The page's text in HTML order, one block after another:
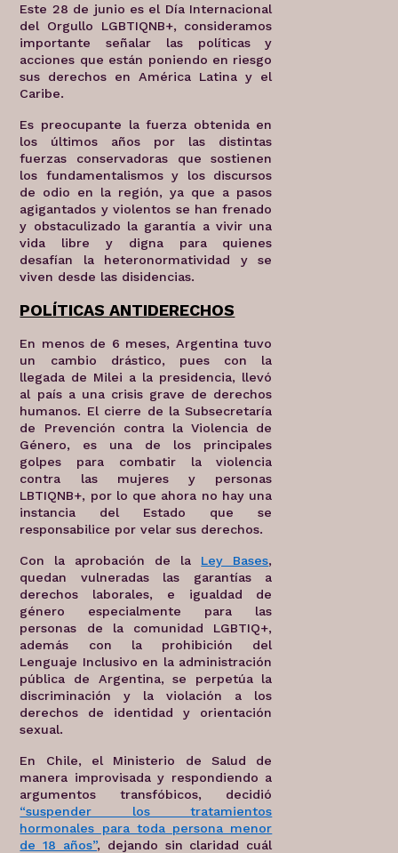
Este 28 de junio es el Día Internacional
del Orgullo LGBTIQNB+, consideramos
importante señalar las políticas y
acciones que están poniendo en riesgo
sus derechos en América Latina y el
Caribe.
Es preocupante la fuerza obtenida en
los últimos años por las distintas
fuerzas conservadoras que sostienen
los fundamentalismos y los discursos
de odio en la región, ya que a pasos
agigantados y violentos se han frenado
y obstaculizado la garantía a vivir una
vida libre y digna para quienes
desafían la heteronormatividad y se
viven desde las disidencias.
POLÍTICAS ANTIDERECHOS
En menos de 6 meses, Argentina tuvo
un cambio drástico, pues con la
llegada de Milei a la presidencia, llevó
al país a una crisis grave de derechos
humanos. El cierre de la Subsecretaría
de Prevención contra la Violencia de
Género, es una de los principales
golpes para combatir la violencia
contra las mujeres y personas
LBTIQNB+, por lo que ahora no hay una
instancia del Estado que se
responsabilice por velar sus derechos.
Con la aprobación de la Ley Bases,
quedan vulneradas las garantías a
derechos laborales, e igualdad de
género especialmente para las
personas de la comunidad LGBTIQ+,
además con la prohibición del
Lenguaje Inclusivo en la administración
pública de Argentina, se perpetúa la
discriminación y la violación a los
derechos de identidad y orientación
sexual.
En Chile, el Ministerio de Salud de
manera improvisada y respondiendo a
argumentos transfóbicos, decidió
“suspender los tratamientos
hormonales para toda persona menor
de 18 años”, dejando sin claridad cuál